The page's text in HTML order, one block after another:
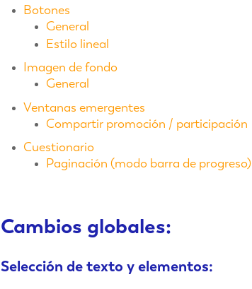
Botones
General
Estilo lineal
Imagen de fondo
General
Ventanas emergentes
Compartir promoción / participación
Cuestionario
Paginación (modo barra de progreso)
Cambios globales:
Selección de texto y elementos: